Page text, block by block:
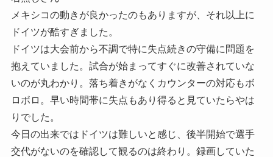
メキシコの動きが良かったのもありますが、それ以上に
ドイツが酷すぎました。
ドイツは大会前から不調で特に失点続きの守備に問題を
抱えていました。試合が始まってすぐに改善されていな
いのが丸わかり。落ち着きがなくカウンターの対応もボ
ロボロ。早い時間帯に失点もあり得ると見ていたらやは
りでした。
今日の出来ではドイツは難しいと感じ、後半開始で選手
交代がないのを確認して観るのは終わり。録画していた